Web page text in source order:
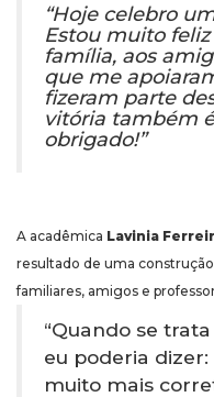
“Hoje celebro
Estou muito
família, aos
que me
fizeram parte
vitória também
obrigado!”
A acadêmica Lavinia
resultado de uma
familiares, amigos e
“Quando se
eu poderia dizer:
muito mais